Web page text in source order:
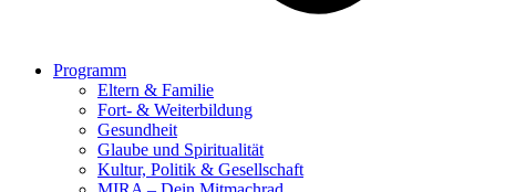
Programm
Eltern & Familie
Fort- & Weiterbildung
Gesundheit
Glaube und Spiritualität
Kultur, Politik & Gesellschaft